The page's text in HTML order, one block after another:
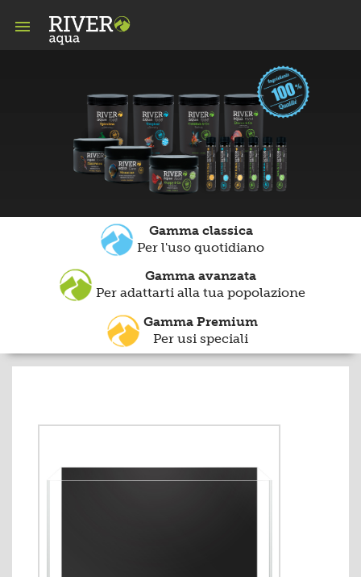

Gamma classica
Per l'uso quotidiano
Gamma avanzata
Per adattarti alla tua popolazione
Gamma Premium
Per usi speciali